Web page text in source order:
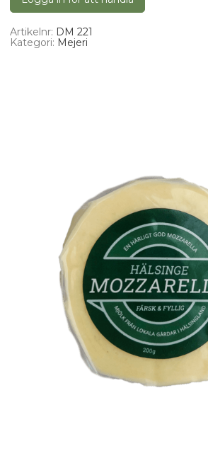
Artikelnr: DM 221
Kategori: Mejeri